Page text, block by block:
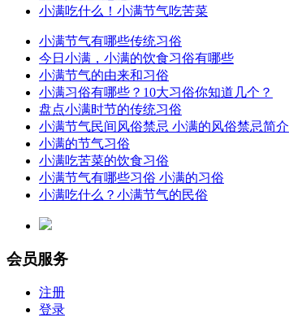
小满吃什么！小满节气吃苦菜
小满节气有哪些传统习俗
今日小满，小满的饮食习俗有哪些
小满节气的由来和习俗
小满习俗有哪些？10大习俗你知道几个？
盘点小满时节的传统习俗
小满节气民间风俗禁忌 小满的风俗禁忌简介
小满的节气习俗
小满吃苦菜的饮食习俗
小满节气有哪些习俗 小满的习俗
小满吃什么？小满节气的民俗
会员服务
注册
登录